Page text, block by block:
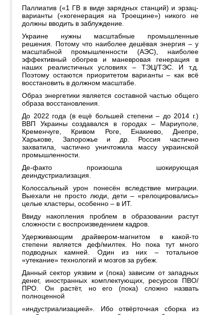
Паллиатив («1 ГВ в виде зарядных станций) и эрзац-
варианты («когенерация на Троещине») никого не
должны вводить в заблуждение.
Украине нужны масштабные промышленные
решения. Потому что наиболее дешёвая энергия – у
масштабной промышленности (АЭС), наиболее
эффективный обогрев и маневровая генерация в
наших реалистичных условиях – ТЭЦ/ТЭС. И т.д.
Поэтому остаются приоритетом варианты – как всё
восстановить в должном масштабе.
Образ энергетики является составной частью общего
образа восстановления.
До 2022 года (в ещё большей степени – до 2014 г.)
ВВП Украины создавался в городах – Мариуполе,
Кременчуге, Кривом Роге, Енакиево, Днепре,
Харькове, Запорожье и др. Россия частично
захватила, частично уничтожила массу украинской
промышленности.
Де-факто произошла шокирующая
деиндустриализация.
Колоссальный урон понесён вследствие миграции.
Выехали не просто люди, дети – «релоцировались»
целые кластеры, особенно – в ИТ.
Ввиду накопления проблем в образовании растут
сложности с воспроизведением кадров.
Удерживающим драйвером-магнитом в какой-то
степени является деф/милтек. Но пока тут много
подводных камней. Один из них – тотальное
«утекание» технологий и мозгов за рубеж.
Данный сектор уязвим и (пока) зависим от западных
денег, иностранных комплектующих, ресурсов ПВО/
ПРО. Он растёт, но его (пока) сложно назвать
полноценной
«индустриализацией». Ибо отвёрточная сборка из